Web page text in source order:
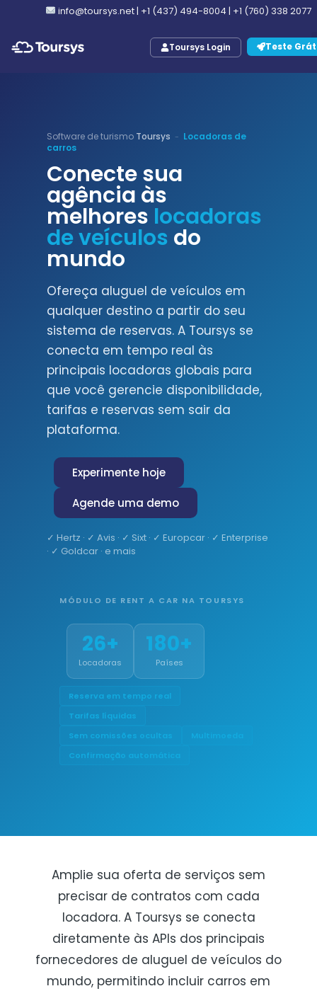
info@toursys.net| +1 (437) 494-8004 | +1 (760) 338 2077
Toursys Login Teste
Software de turismo Toursys - Locadoras de
carros
Conecte sua
agência às
melhores locadoras
de veículos do
mundo
Ofereça aluguel de veículos em
qualquer destino a partir do seu
sistema de reservas. A Toursys se
conecta em tempo real às
principais locadoras globais para
que você gerencie disponibilidade,
tarifas e reservas sem sair da
plataforma.
Experimente hoje
Agende uma demo
✓ Hertz · ✓ Avis · ✓ Sixt · ✓ Europcar · ✓ Enterprise
· ✓ Goldcar · e mais
MÓDULO DE RENT A CAR NA TOURSYS
26+
Locadoras
180+
Países
Reserva em tempo real
Tarifas líquidas
Sem comissões ocultas
Multimoeda
Confirmação automática
Amplie sua oferta de serviços sem
precisar de contratos com cada
locadora. A Toursys se conecta
diretamente às APIs dos principais
fornecedores de aluguel de veículos do
mundo, permitindo incluir carros em